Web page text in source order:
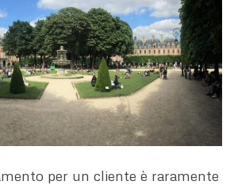
per un cliente è raramente